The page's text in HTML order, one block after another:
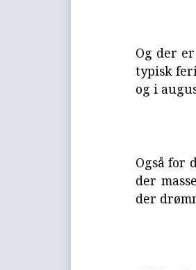
Og der
typisk
og i
Også for
der
der